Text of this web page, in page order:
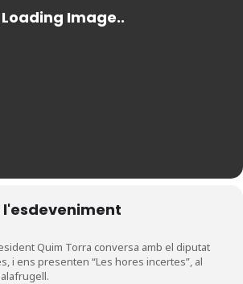
l'esdeveniment
Quim Torra conversa amb el diputat
i ens presenten “Les hores incertes”, al